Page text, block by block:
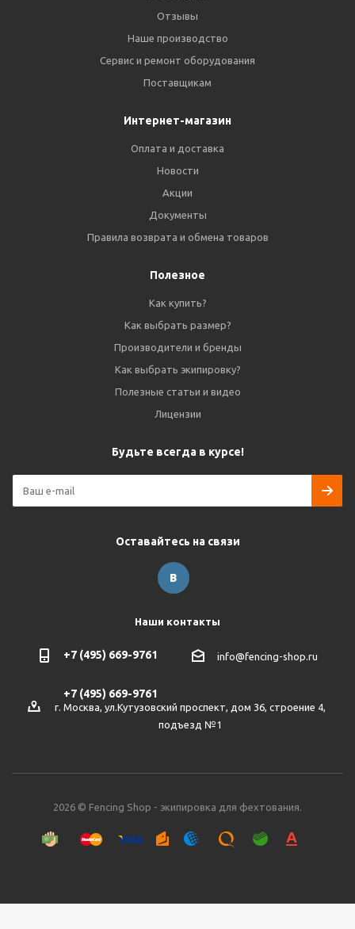
Отзывы
Наше производство
Сервис и ремонт оборудования
Поставщикам
Интернет-магазин
Оплата и доставка
Новости
Акции
Документы
Правила возврата и обмена товаров
Полезное
Как купить?
Как выбрать размер?
Производители и бренды
Как выбрать экипировку?
Полезные статьи и видео
Лицензии
Будьте всегда в курсе!
Оставайтесь на связи
Наши контакты
+7 (495) 669-9761
+7 (495) 669-9761
info@fencing-shop.ru
г. Москва, ул.Кутузовский проспект, дом 36, строение 4,
подъезд №1
2026 © Fencing Shop - экипировка для фехтования.